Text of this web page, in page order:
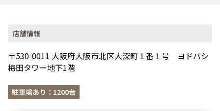
店舗情報
〒530-0011 大阪府大阪市北区大深町１番１号 ヨドバシ
梅田タワー地下1階
駐車場あり：1200台